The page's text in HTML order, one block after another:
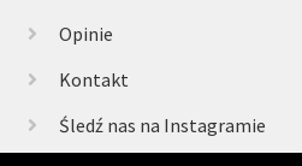
Opinie
Kontakt
Śledź nas na Instagramie